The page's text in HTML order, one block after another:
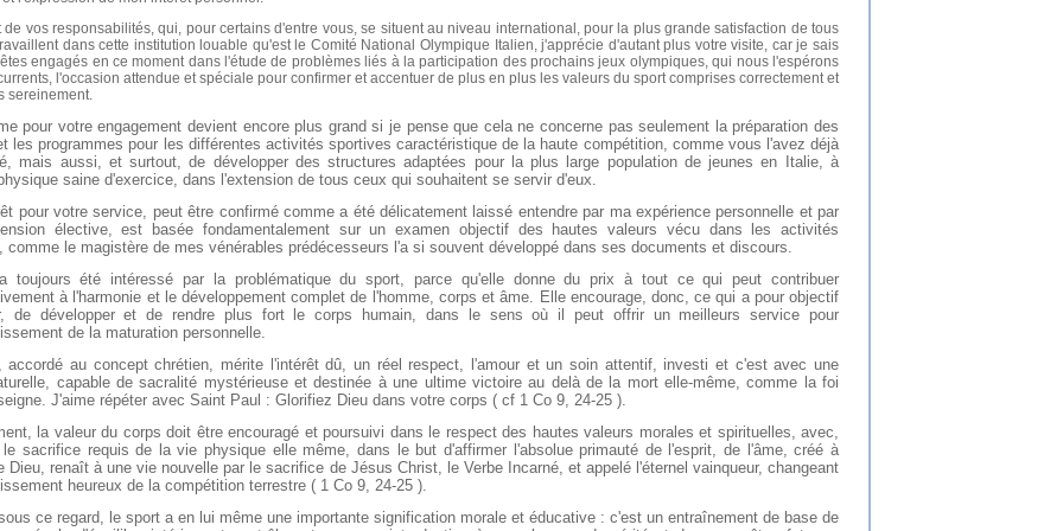
de vos responsabilités, qui, pour certains d'entre vous, se situent au niveau international, pour la plus grande satisfaction de tous
dans cette institution louable qu'est le Comité National Olympique Italien, j'apprécie d'autant plus votre visite, car je sais
engagés en ce moment dans l'étude de problèmes liés à la participation des prochains jeux olympiques, qui nous l'espérons
l'occasion attendue et spéciale pour confirmer et accentuer de plus en plus les valeurs du sport comprises correctement et
sereinement.
pour votre engagement devient encore plus grand si je pense que cela ne concerne pas seulement la préparation des
les programmes pour les différentes activités sportives caractéristique de la haute compétition, comme vous l'avez déjà
mais aussi, et surtout, de développer des structures adaptées pour la plus large population de jeunes en Italie, à
saine d'exercice, dans l'extension de tous ceux qui souhaitent se servir d'eux.
pour votre service, peut être confirmé comme a été délicatement laissé entendre par ma expérience personnelle et par
élective, est basée fondamentalement sur un examen objectif des hautes valeurs vécu dans les activités
comme le magistère de mes vénérables prédécesseurs l'a si souvent développé dans ses documents et discours.
toujours été intéressé par la problématique du sport, parce qu'elle donne du prix à tout ce qui peut contribuer
à l'harmonie et le développement complet de l'homme, corps et âme. Elle encourage, donc, ce qui a pour objectif
de développer et de rendre plus fort le corps humain, dans le sens où il peut offrir un meilleurs service pour
de la maturation personnelle.
accordé au concept chrétien, mérite l'intérêt dû, un réel respect, l'amour et un soin attentif, investi et c'est avec une
capable de sacralité mystérieuse et destinée à une ultime victoire au delà de la mort elle-même, comme la foi
J'aime répéter avec Saint Paul : Glorifiez Dieu dans votre corps ( cf 1 Co 9, 24-25 ).
la valeur du corps doit être encouragé et poursuivi dans le respect des hautes valeurs morales et spirituelles, avec,
sacrifice requis de la vie physique elle même, dans le but d'affirmer l'absolue primauté de l'esprit, de l'âme, créé à
Dieu, renaît à une vie nouvelle par le sacrifice de Jésus Christ, le Verbe Incarné, et appelé l'éternel vainqueur, changeant
heureux de la compétition terrestre ( 1 Co 9, 24-25 ).
ce regard, le sport a en lui même une importante signification morale et éducative : c'est un entraînement de base de